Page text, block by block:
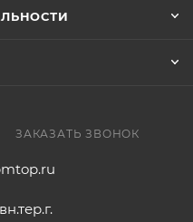
ЗАКАЗАТЬ ЗВОНОК